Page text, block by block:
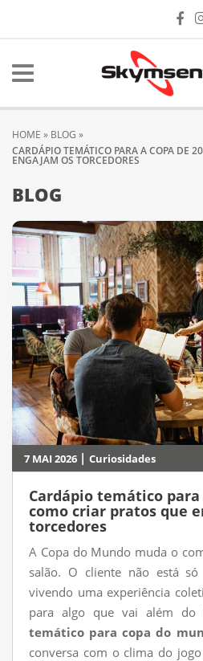
HOME » BLOG »
CARDÁPIO TEMÁTICO PARA A COPA DE
ENGAJAM OS TORCEDORES
BLOG
7 MAI 2026 | Curiosidades
Cardápio temático para
como criar pratos que
torcedores
A Copa do Mundo muda o
salão. O cliente não está
vivendo uma experiência
para algo que vai além do
temático para copa do
conversa com o clima do